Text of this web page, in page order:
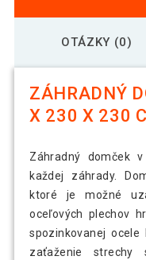
OTÁZKY (0)
ZÁHRADNÝ
X 230 X 230
Záhradný domček
každej záhrady.
ktoré je možné
oceľových plechov
spozinkovanej
zaťaženie